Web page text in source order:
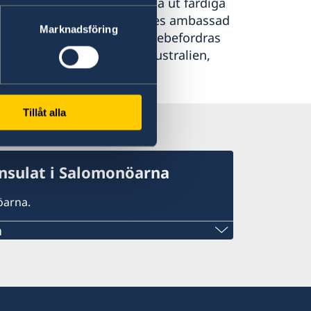
Marknadsföring
Tillåt alla
inkommer till Sveriges ambassad
ambassaden, eller vidarebefordras
honorärkonsulat i Australien,
eller Vanuatu.
i Salomonöarna